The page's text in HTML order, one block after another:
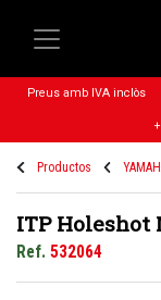
Preus amb IVA inclòs
Productos
ITP Holeshot
Ref. 532064